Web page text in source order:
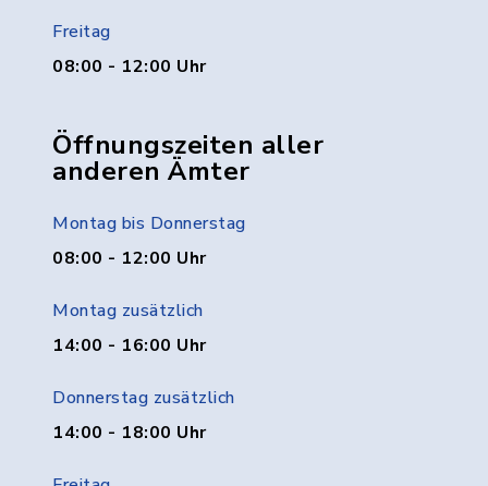
Freitag
08:00 - 12:00 Uhr
Öffnungszeiten aller
anderen Ämter
Montag bis Donnerstag
08:00 - 12:00 Uhr
Montag zusätzlich
14:00 - 16:00 Uhr
Donnerstag zusätzlich
14:00 - 18:00 Uhr